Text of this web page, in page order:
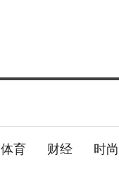
体育 财经 时尚